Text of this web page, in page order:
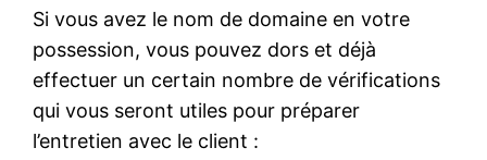
Si vous avez le nom de domaine en votre
possession, vous pouvez dors et déjà
effectuer un certain nombre de vérifications
qui vous seront utiles pour préparer
l’entretien avec le client :